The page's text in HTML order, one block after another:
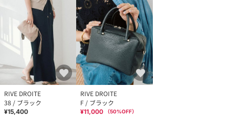
RIVE DROITE
38 / ブラック
¥15,400
RIVE DROITE
F / ブラック
¥11,000 （50%OFF）